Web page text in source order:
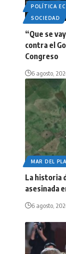
POLÍTICA
SOCIEDAD
“Que se
contra el
Congreso
6 agosto,
MAR DEL
La historia
asesinada
6 agosto,